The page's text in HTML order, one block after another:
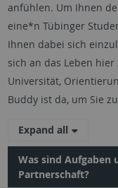
anfühlen. Um Ihnen
eine*n Tübinger
Ihnen dabei sich
sich an das Leben
Universität,
Buddy ist da, um Sie
Expand all
Was sind Aufgaben
Partnerschaft?